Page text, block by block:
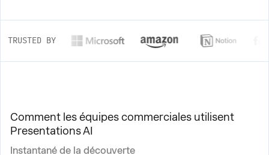
TRUSTED BY
Comment les équipes commerciales utilisent
Presentations AI
Instantané de la découverte